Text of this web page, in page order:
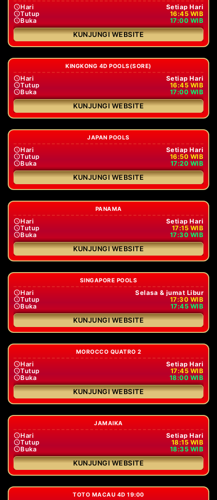
Hari
Setiap Hari
Tutup
16:45 WIB
Buka
17:00 WIB
KUNJUNGI WEBSITE
KINGKONG 4D POOLS(SORE)
Hari
Setiap Hari
Tutup
16:45 WIB
Buka
17:00 WIB
KUNJUNGI WEBSITE
JAPAN POOLS
Hari
Setiap Hari
Tutup
16:50 WIB
Buka
17:20 WIB
KUNJUNGI WEBSITE
PANAMA
Hari
Setiap Hari
Tutup
17:15 WIB
Buka
17:30 WIB
KUNJUNGI WEBSITE
SINGAPORE POOLS
Hari
Selasa & jumat Libur
Tutup
17:30 WIB
Buka
17:45 WIB
KUNJUNGI WEBSITE
MOROCCO QUATRO 2
Hari
Setiap Hari
Tutup
17:45 WIB
Buka
18:00 WIB
KUNJUNGI WEBSITE
JAMAIKA
Hari
Setiap Hari
Tutup
18:15 WIB
Buka
18:35 WIB
KUNJUNGI WEBSITE
TOTO MACAU 4D 19:00